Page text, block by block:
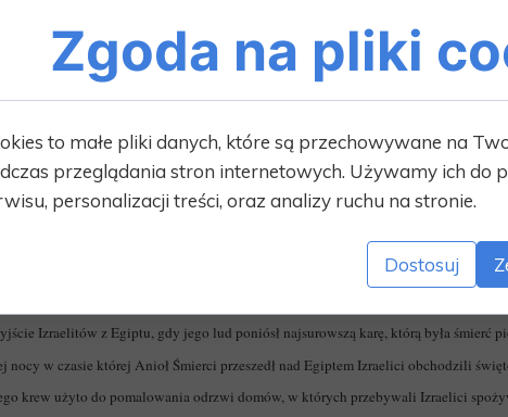
który po chrzcie Jezusa wyraźnie ogłasza
jako Baranka. Baranek jest obraz biblijnym
Zastanów się:
Paschalnego w obchodach Święta Paschy?
u Izajasza a Jezusem?
w naszej Wspólnocie Chrześcijańskiej? Czego możemy się nauczyć od Jezusa
W Księdze Wyjścia czytamy, że Faraon, król Egiptu, wielokrotnie odmawiał
Izraelitów z Egiptu, gdy jego lud poniósł najsurowszą karę, którą była
nocy w czasie której Anioł Śmierci przeszedł nad Egiptem Izraelici obchodzili
krew użyto do pomalowania odrzwi domów, w których przebywali Izraelici
Zgoda na pliki
to małe pliki danych, które są przechowywane na
przeglądania stron internetowych. Używamy ich do
personalizacji treści, oraz analizy ruchu na stronie.
Dostosuj